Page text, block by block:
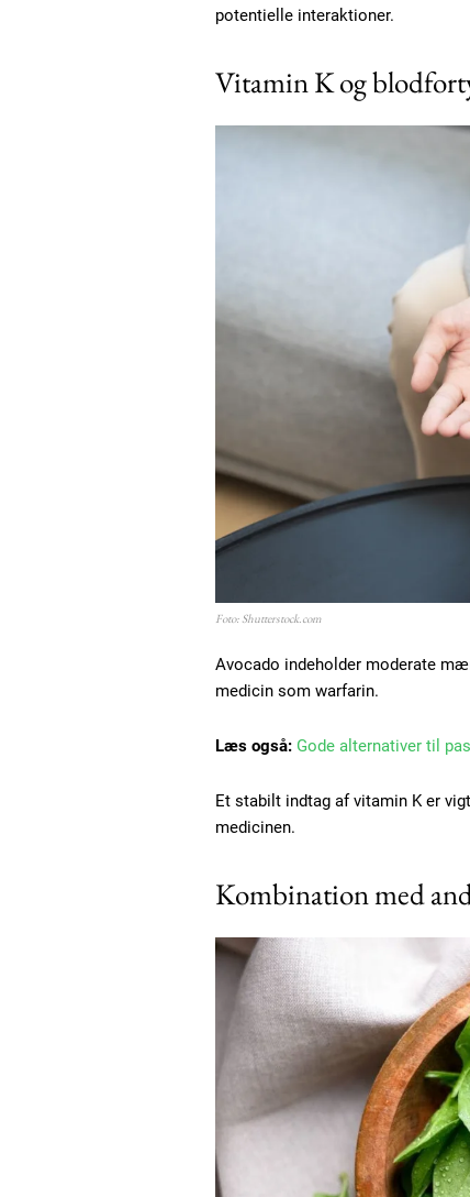
Gratis / forever
Etiam est nibh, lobortis sit
Ut mollis pellentesque tortor
Nullam eu erat condimentum
Donec quis est ac felis
potentielle interaktioner.
Vitamin K og
Foto: Shutterstock.com
Avocado indeholder moderate
medicin som warfarin.
Læs også: Gode alternativer til
Et stabilt indtag af vitamin K er
medicinen.
Kombination med